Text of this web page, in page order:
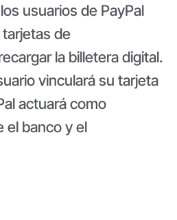
usuarios de PayPal
de
la billetera digital.
vinculará su tarjeta
actuará como
el banco y el